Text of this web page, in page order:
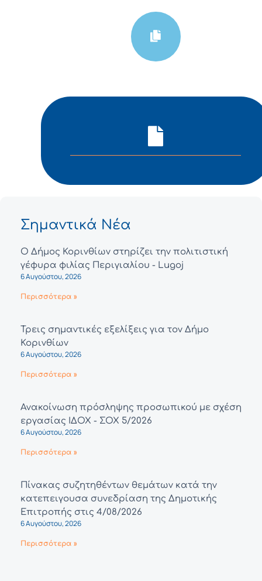
Σημαντικά Νέα
Ο Δήμος Κορινθίων στηρίζει την πολιτιστική
γέφυρα φιλίας Περιγιαλίου - Lugoj
6 Αυγούστου, 2026
Περισσότερα »
Τρεις σημαντικές εξελίξεις για τον Δήμο
Κορινθίων
6 Αυγούστου, 2026
Περισσότερα »
Ανακοίνωση πρόσληψης προσωπικού με σχέση
εργασίας ΙΔΟΧ - ΣΟΧ 5/2026
6 Αυγούστου, 2026
Περισσότερα »
Πίνακας συζητηθέντων θεμάτων κατά την
κατεπειγουσα συνεδρίαση της Δημοτικής
Επιτροπής στις 4/08/2026
6 Αυγούστου, 2026
Περισσότερα »